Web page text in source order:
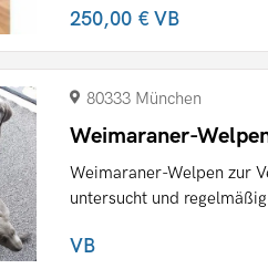
250,00 €VB
80333 München
Weimaraner-
Weimaraner-Welpen zur
untersucht und
VB